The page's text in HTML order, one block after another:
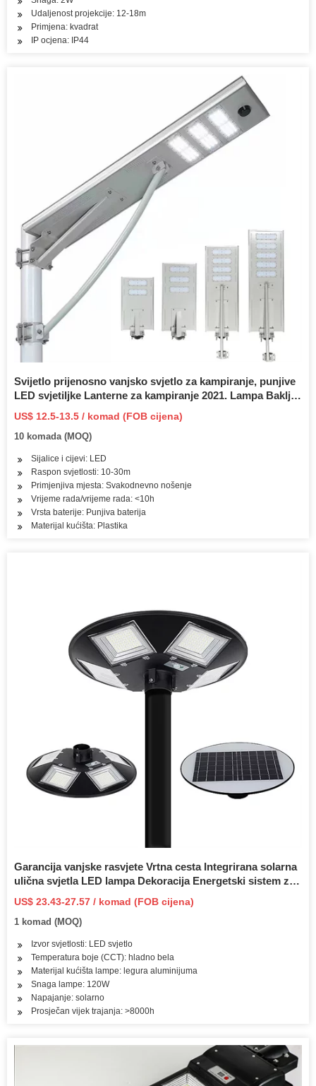
Udaljenost projekcije: 12-18m
Primjena: kvadrat
IP ocjena: IP44
Svijetlo prijenosno vanjsko svjetlo za kampiranje, punjive
LED svjetiljke Lanterne za kampiranje 2021. Lampa Baklja
LED svjetlo Solarna lampa za kampiranje
US$ 12.5-13.5 / komad (FOB cijena)
10 komada (MOQ)
Sijalice i cijevi: LED
Raspon svjetlosti: 10-30m
Primjenjiva mjesta: Svakodnevno nošenje
Vrijeme rada/vrijeme rada: <10h
Vrsta baterije: Punjiva baterija
Materijal kućišta: Plastika
Garancija vanjske rasvjete Vrtna cesta Integrirana solarna
ulična svjetla LED lampa Dekoracija Energetski sistem za
uštedu energije Integracija zidne lampe za kućnu baštu
US$ 23.43-27.57 / komad (FOB cijena)
1 komad (MOQ)
Izvor svjetlosti: LED svjetlo
Temperatura boje (CCT): hladno bela
Materijal kućišta lampe: legura aluminijuma
Snaga lampe: 120W
Napajanje: solarno
Prosječan vijek trajanja: >8000h